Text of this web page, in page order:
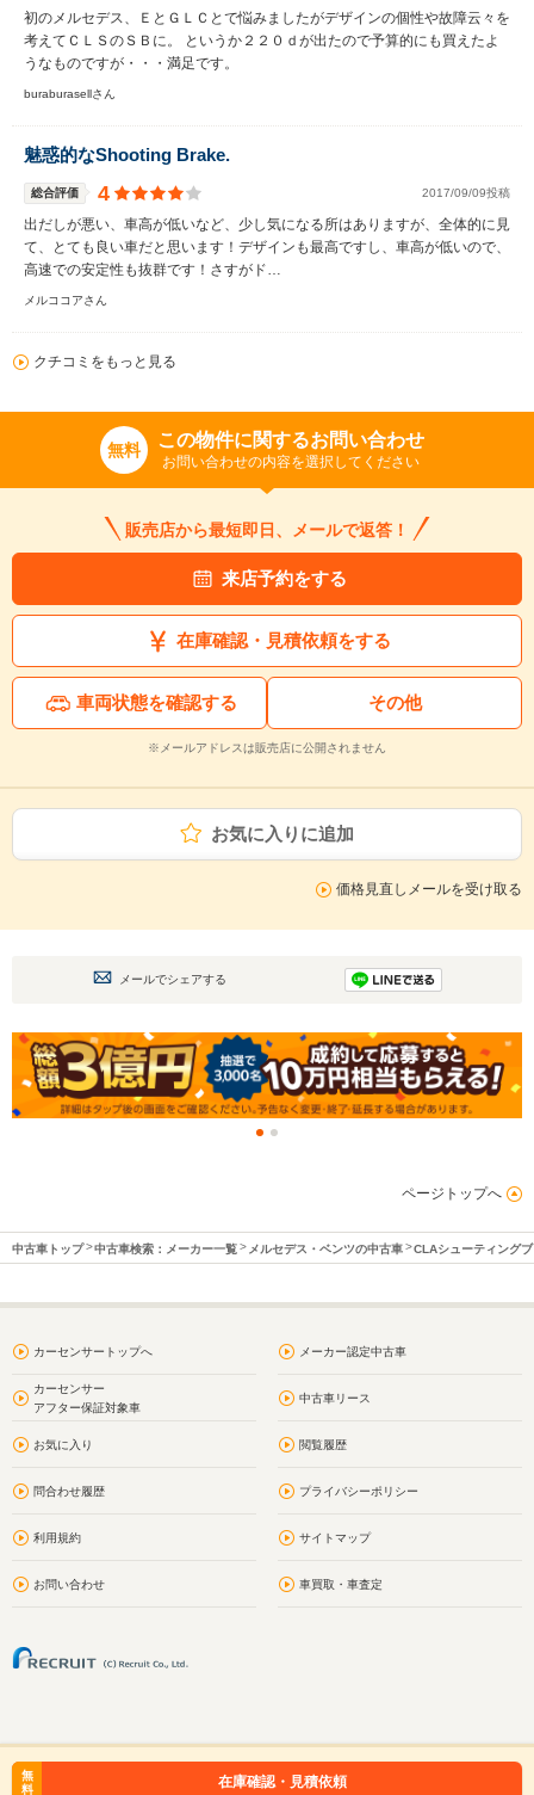
初のメルセデス、ＥとＧＬＣとで悩みましたがデザインの個性や故障云々を
考えてＣＬＳのＳＢに。 というか２２０ｄが出たので予算的にも買えたよ
うなものですが・・・満足です。
buraburasellさん
魅惑的なShooting Brake.
総合評価 4 2017/09/09投稿
出だしが悪い、車高が低いなど、少し気になる所はありますが、全体的に見
て、とても良い車だと思います！デザインも最高ですし、車高が低いので、
高速での安定性も抜群です！さすがド…
メルココアさん
クチコミをもっと見る
無料 この物件に関するお問い合わせ
お問い合わせの内容を選択してください
販売店から最短即日、メールで返答！
来店予約をする
在庫確認・見積依頼をする
車両状態を確認する その他
※メールアドレスは販売店に公開されません
お気に入りに追加
価格見直しメールを受け取る
メールでシェアする
ページトップへ
中古車トップ 中古車検索：メーカー一覧 メルセデス・ベンツの中古車 CLAシューティング
カーセンサートップへ メーカー認定中古車
カーセンサー
アフター保証対象車
中古車リース
お気に入り 閲覧履歴
問合わせ履歴 プライバシーポリシー
利用規約 サイトマップ
お問い合わせ 車買取・車査定
無
料
在庫確認・見積依頼